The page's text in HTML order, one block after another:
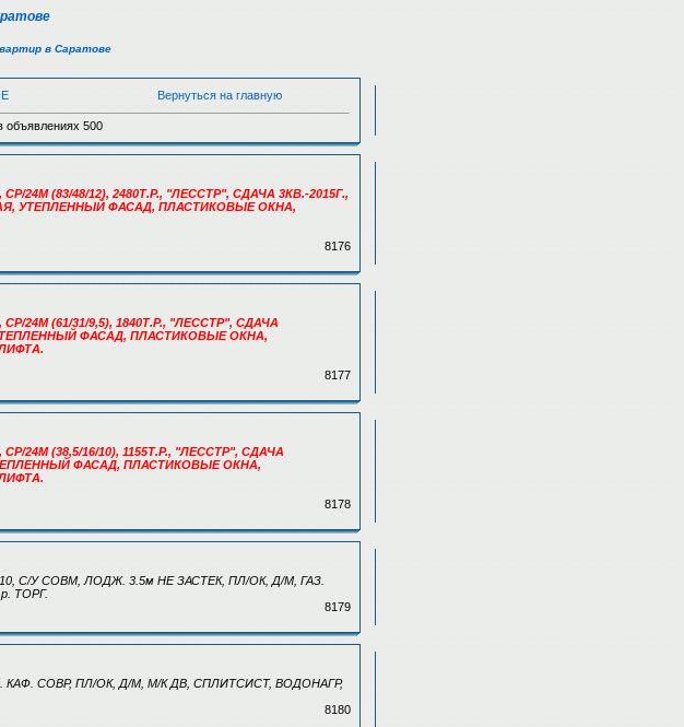
в Саратове
Вернуться на главную
объявлениях 500
(83/48/12), 2480Т.Р., "ЛЕССТР", СДАЧА 3КВ.-2015Г.,
УТЕПЛЕННЫЙ ФАСАД, ПЛАСТИКОВЫЕ ОКНА,
8176
(61/31/9,5), 1840Т.Р., "ЛЕССТР", СДАЧА
ФАСАД, ПЛАСТИКОВЫЕ ОКНА,
8177
(38,5/16/10), 1155Т.Р., "ЛЕССТР", СДАЧА
ФАСАД, ПЛАСТИКОВЫЕ ОКНА,
8178
С/У СОВМ, ЛОДЖ. 3.5м НЕ ЗАСТЕК, ПЛ/ОК, Д/М, ГАЗ.
ТОРГ.
8179
СОВР, ПЛ/ОК, Д/М, М/К ДВ, СПЛИТСИСТ, ВОДОНАГР,
8180